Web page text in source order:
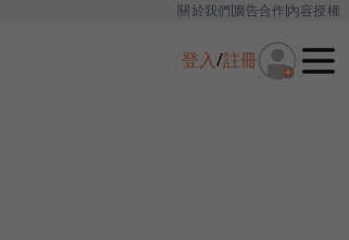
關於我們廣告合作內容授權
登入/註冊